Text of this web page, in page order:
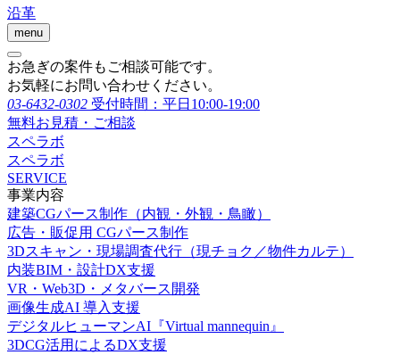
沿革
menu
お急ぎの案件もご相談可能です。
お気軽にお問い合わせください。
03-6432-0302 受付時間：平日10:00-19:00
無料お見積・ご相談
スペラボ
スペラボ
SERVICE
事業内容
建築CGパース制作（内観・外観・鳥瞰）
広告・販促用 CGパース制作
3Dスキャン・現場調査代行（現チョク／物件カルテ）
内装BIM・設計DX支援
VR・Web3D・メタバース開発
画像生成AI 導入支援
デジタルヒューマンAI『Virtual mannequin』
3DCG活用によるDX支援